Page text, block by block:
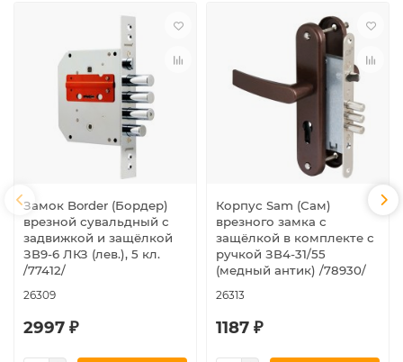
Замок Border (Бордер)
врезной сувальдный с
задвижкой и защёлкой
ЗВ9-6 ЛКЗ (лев.), 5 кл.
/77412/
26309
2997 ₽
Корпус Sam (Сам)
врезного замка с
защёлкой в комплекте с
ручкой ЗВ4-31/55
(медный антик) /78930/
26313
1187 ₽